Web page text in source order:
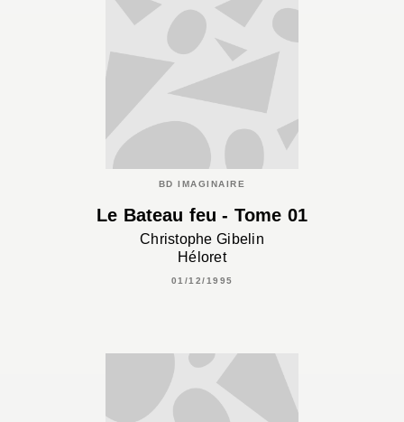
BD IMAGINAIRE
Le Bateau feu - Tome 01
Christophe Gibelin
Héloret
01/12/1995